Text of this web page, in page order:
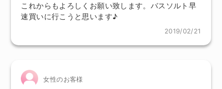
これからもよろしくお願い致します。バスソルト早
速買いに行こうと思います♪
2019/02/21
女性のお客様